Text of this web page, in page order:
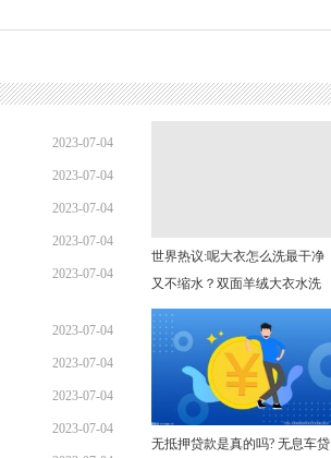
2023-07-04
16:41:00
2023-07-04
16:23:17
2023-07-04
16:35:49
2023-07-04
16:33:08
2023-07-04
2023-07-04
16:06:21
2023-07-04
16:04:34
2023-07-04
16:07:07
2023-07-04
世界热议:呢大衣怎么洗最干净
又不缩水？双面羊绒大衣水洗
会缩水吗为什么？
无抵押贷款是真的吗? 无息车贷